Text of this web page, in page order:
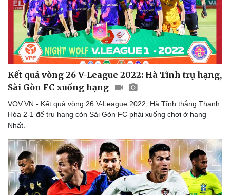
Kết quả vòng 26 V-League 2022: Hà Tĩnh trụ hạng,
Sài Gòn FC xuống hạng
VOV.VN - Kết quả vòng 26 V-League 2022, Hà Tĩnh thắng Thanh
Hóa 2-1 để trụ hạng còn Sài Gòn FC phải xuống chơi ở hạng
Nhất.